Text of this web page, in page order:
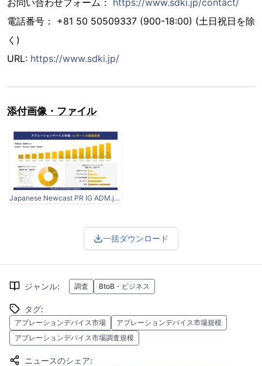
電話番号： +81 50 50509337 (900-18:00) (土日祝日を除
く)
URL: https://www.sdki.jp/
添付画像・ファイル
Japanese Newcast PR IG ADM.jpg
一括ダウンロード
ジャンル: 調査 BtoB・ビジネス
タグ:
アブレーションデバイス市場
アブレーションデバイス市場規模
アブレーションデバイス市場調査規模
ニュースのシェア: